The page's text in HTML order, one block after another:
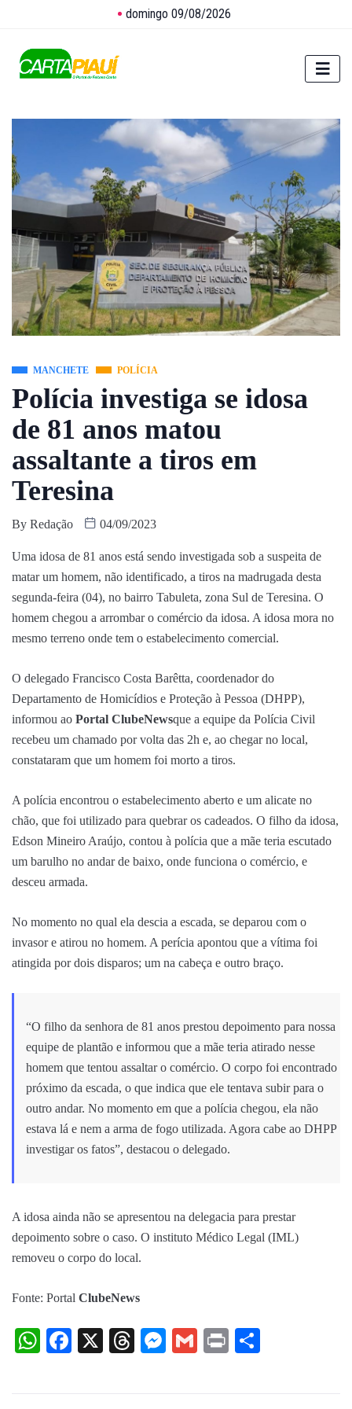
domingo 09/08/2026
MANCHETE POLÍCIA
Polícia investiga se idosa
de 81 anos matou
assaltante a tiros em
Teresina
By Redação 04/09/2023
Uma idosa de 81 anos está sendo investigada sob a suspeita de
matar um homem, não identificado, a tiros na madrugada desta
segunda-feira (04), no bairro Tabuleta, zona Sul de Teresina. O
homem chegou a arrombar o comércio da idosa. A idosa mora no
mesmo terreno onde tem o estabelecimento comercial.
O delegado Francisco Costa Barêtta, coordenador do
Departamento de Homicídios e Proteção à Pessoa (DHPP),
informou ao Portal ClubeNewsque a equipe da Polícia Civil
recebeu um chamado por volta das 2h e, ao chegar no local,
constataram que um homem foi morto a tiros.
A polícia encontrou o estabelecimento aberto e um alicate no
chão, que foi utilizado para quebrar os cadeados. O filho da idosa,
Edson Mineiro Araújo, contou à polícia que a mãe teria escutado
um barulho no andar de baixo, onde funciona o comércio, e
desceu armada.
No momento no qual ela descia a escada, se deparou com o
invasor e atirou no homem. A perícia apontou que a vítima foi
atingida por dois disparos; um na cabeça e outro braço.
“O filho da senhora de 81 anos prestou depoimento para nossa
equipe de plantão e informou que a mãe teria atirado nesse
homem que tentou assaltar o comércio. O corpo foi encontrado
próximo da escada, o que indica que ele tentava subir para o
outro andar. No momento em que a polícia chegou, ela não
estava lá e nem a arma de fogo utilizada. Agora cabe ao DHPP
investigar os fatos”, destacou o delegado.
A idosa ainda não se apresentou na delegacia para prestar
depoimento sobre o caso. O instituto Médico Legal (IML)
removeu o corpo do local.
Fonte: Portal ClubeNews
WhatsApp
Facebook
X Threads
Messenger
Gmail
Print